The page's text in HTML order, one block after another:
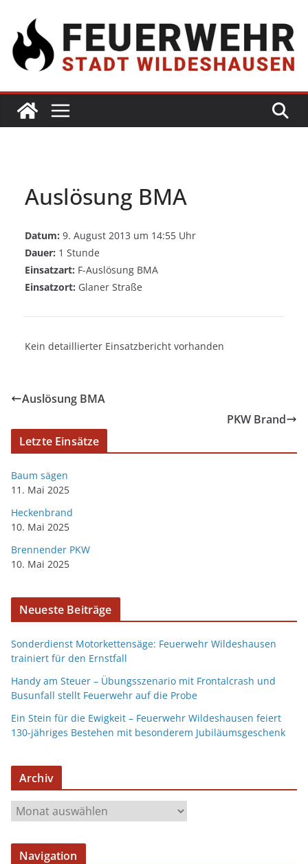
Auslösung BMA
Datum: 9. August 2013 um 14:55 Uhr
Dauer: 1 Stunde
Einsatzart: F-Auslösung BMA
Einsatzort: Glaner Straße
Kein detaillierter Einsatzbericht vorhanden
Auslösung BMA
PKW Brand
Letzte Einsätze
Baum sägen
11. Mai 2025
Heckenbrand
10. Mai 2025
Brennender PKW
10. Mai 2025
Neueste Beiträge
Sonderdienst Motorkettensäge: Feuerwehr Wildeshausen
trainiert für den Ernstfall
Handy am Steuer – Übungsszenario mit Frontalcrash und
Busunfall stellt Feuerwehr auf die Probe
Ein Stein für die Ewigkeit – Feuerwehr Wildeshausen feiert
130-jähriges Bestehen mit besonderem Jubiläumsgeschenk
Archiv
Navigation